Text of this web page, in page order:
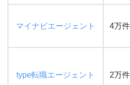
マイナビエージェント 4万
type転職エージェント 2万